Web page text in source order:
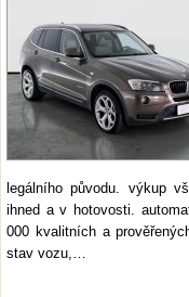
legálního původu. výkup
ihned a v hotovosti.
000 kvalitních a
stav vozu,…